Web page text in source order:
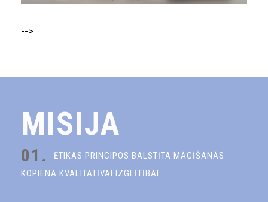
-->
MISIJA
01.
ĒTIKAS PRINCIPOS BALSTĪTA MĀCĪŠANĀS
KOPIENA KVALITATĪVAI IZGLĪTĪBAI